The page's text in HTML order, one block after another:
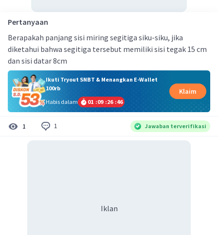
Pertanyaan
Berapakah panjang sisi miring segitiga siku-siku, jika
diketahui bahwa segitiga tersebut memiliki sisi tegak 15 cm
dan sisi datar 8cm
Ikuti Tryout SNBT & Menangkan E-Wallet
100rb
Habis dalam
01 :09 :26 :46
Klaim
1 1 Jawaban terverifikasi
Iklan